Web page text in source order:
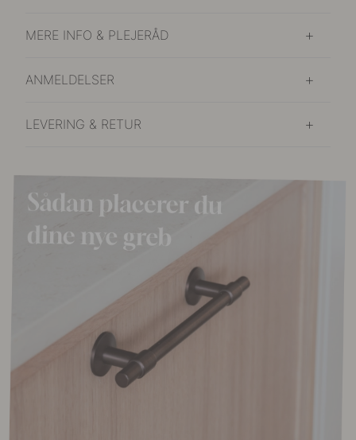
MERE INFO & PLEJERÅD
ANMELDELSER
LEVERING & RETUR